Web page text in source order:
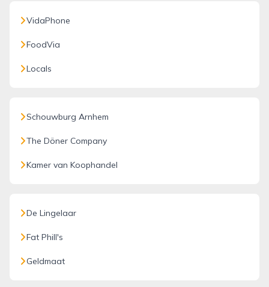
VidaPhone
FoodVia
Locals
Schouwburg Arnhem
The Döner Company
Kamer van Koophandel
De Lingelaar
Fat Phill's
Geldmaat